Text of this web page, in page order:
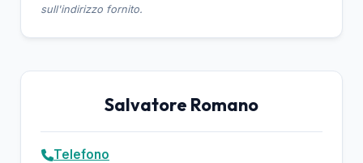
sull'indirizzo fornito.
Salvatore Romano
Telefono